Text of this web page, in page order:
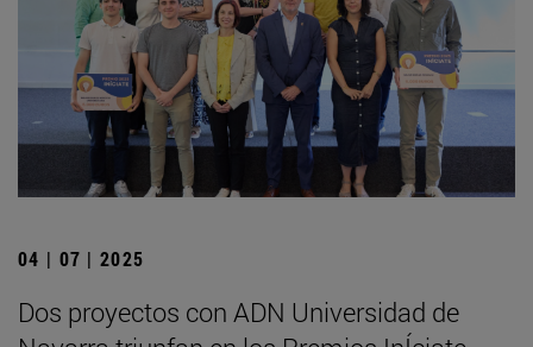
04 | 07 | 2025
Dos proyectos con ADN Universidad de